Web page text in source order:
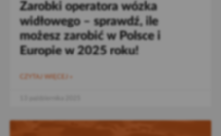
Zarobki operatora wózka
widłowego – sprawdź, ile
możesz zarobić w Polsce i
Europie w 2025 roku!
CZYTAJ WIĘCEJ »